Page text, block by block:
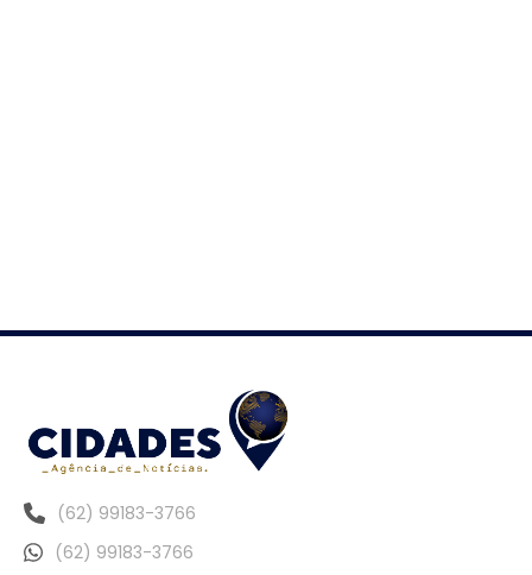
(62) 99183-3766
(62) 99183-3766